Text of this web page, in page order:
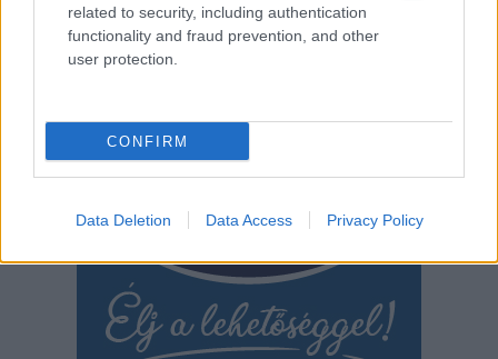
related to security, including authentication
functionality and fraud prevention, and other
user protection.
CONFIRM
Data Deletion Data Access Privacy Policy
Rövid idő alatt számos vállalkozás jelezte, hogy segítene
azoknak a munkavállalóknak, akik a tószegi kerékpárgyár